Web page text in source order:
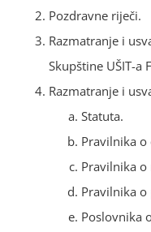
Pozdravne riječi.
Razmatranje i
Skupštine UŠIT-a
Razmatranje i
Statuta.
Pravilnika o
Pravilnika o
Pravilnika
Poslovnika